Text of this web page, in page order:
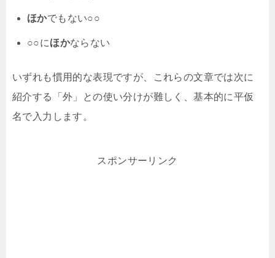
ほかでもない○○
○○にほかならない
いずれも慣用的な表現ですが、これらの文章では次に
紹介する「外」との使い分けが難しく、基本的に平仮
名で入力します。
スポンサーリンク